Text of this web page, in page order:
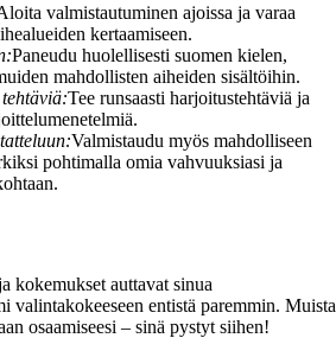
valmistautuminen ajoissa ja varaa
kertaamiseen.
Paneudu huolellisesti suomen kielen,
mahdollisten aiheiden sisältöihin.
Tee runsaasti harjoitustehtäviä ja
Valmistaudu myös mahdolliseen
pohtimalla omia vahvuuksiasi ja
kokemukset auttavat sinua
valintakokeeseen entistä paremmin. Muista
osaamiseesi – sinä pystyt siihen!